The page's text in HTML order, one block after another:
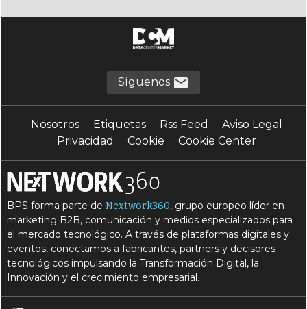
Síguenos
Nosotros Etiquetas Rss Feed
Aviso Legal
Privacidad
Cookie Cookie Center
BPS forma parte deNextwork360, grupo europeo líder en
marketing B2B, comunicación y medios especializados para
el mercado tecnológico. A través de plataformas digitales y
eventos, conectamos a fabricantes, partners y decisores
tecnológicos impulsando la Transformación Digital, la
Innovación y el crecimiento empresarial.